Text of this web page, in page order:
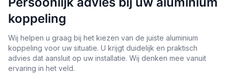
koppeling
Wij helpen u graag bij het kiezen van de juiste aluminium
koppeling voor uw situatie. U krijgt duidelijk en praktisch
advies dat aansluit op uw installatie. Wij denken mee vanuit
ervaring in het veld.